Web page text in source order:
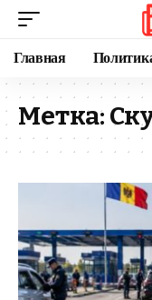
Главная
Метка: